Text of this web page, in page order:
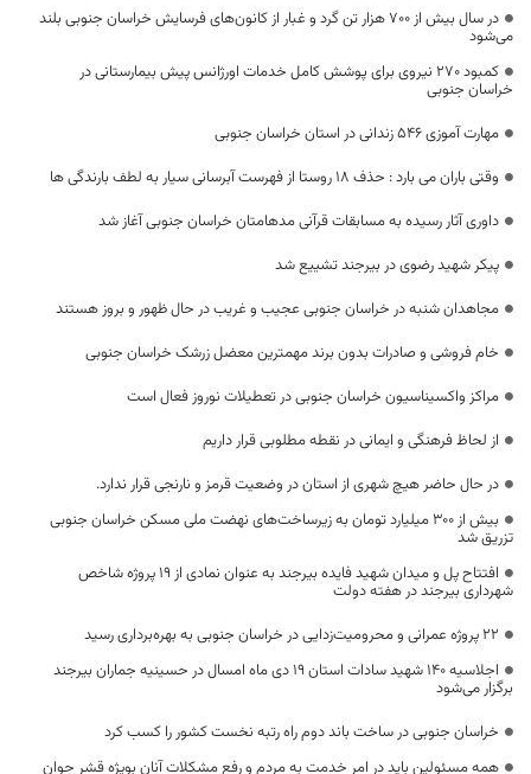
در سال بیش از ۷۰۰ هزار تن گرد و غبار از کانون‌های فرسایش خراسان جنوبی بلند
می‌شود
کمبود ۲۷۰ نیروی برای پوشش کامل خدمات اورژانس پیش بیمارستانی در
خراسان جنوبی
مهارت آموزی 546 زندانی در استان خراسان جنوبی
وقتی باران می بارد : حذف 18 روستا از فهرست آبرسانی سیار به لطف بارندگی ها
داوری آثار رسیده به مسابقات ‌قرآنی مدهامتان خراسان جنوبی آغاز شد
پیکر شهید رضوی در بیرجند تشییع شد
مجاهدان شنبه در خراسان جنوبی عجیب و غریب در حال ظهور و بروز هستند
خام فروشی و صادرات بدون برند مهمترین معضل زرشک خراسان جنوبی
مراکز واکسیناسیون خراسان جنوبی در تعطیلات نوروز فعال است
از لحاظ فرهنگی و ایمانی در نقطه مطلوبی قرار داریم
در حال حاضر هیچ شهری از استان در وضعیت قرمز و نارنجی قرار ندارد.
بیش از ۳۰۰ میلیارد تومان به زیرساخت‌های نهضت ملی مسکن خراسان جنوبی
تزریق شد
افتتاح پل و میدان شهید فایده بیرجند به عنوان نمادی از ۱۹ پروژه شاخص
شهرداری بیرجند در هفته دولت
۲۲ پروژه عمرانی و محرومیت‌زدایی در خراسان جنوبی به بهره‌برداری رسید
اجلاسیه ۱۴۰ شهید سادات استان ۱۹ دی ماه امسال در حسینیه جماران بیرجند
برگزار می‌شود
خراسان جنوبی در ساخت باند دوم راه رتبه نخست کشور را کسب کرد
همه مسئولین باید در امر خدمت به مردم و رفع مشکلات آنان بویژه قشر جوان